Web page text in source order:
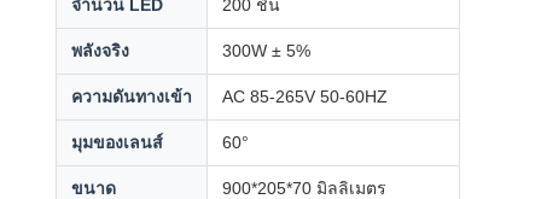
จํานวน LED 200 ชิ้น
พลังจริง 300W ± 5%
ความดันทางเข้า AC 85-265V 50-60HZ
มุมของเลนส์ 60°
ขนาด 900*205*70 มิลลิเมตร